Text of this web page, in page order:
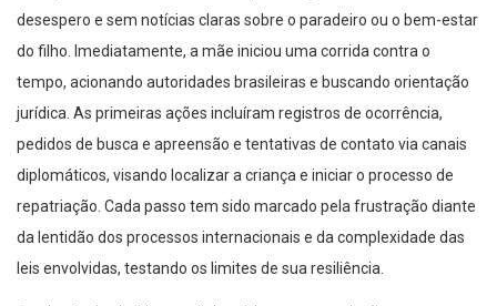
desespero e sem notícias claras sobre o paradeiro ou o bem-estar
do filho. Imediatamente, a mãe iniciou uma corrida contra o
tempo, acionando autoridades brasileiras e buscando orientação
jurídica. As primeiras ações incluíram registros de ocorrência,
pedidos de busca e apreensão e tentativas de contato via canais
diplomáticos, visando localizar a criança e iniciar o processo de
repatriação. Cada passo tem sido marcado pela frustração diante
da lentidão dos processos internacionais e da complexidade das
leis envolvidas, testando os limites de sua resiliência.